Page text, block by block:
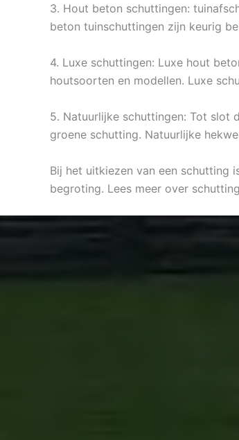
3. Hout beton schuttingen:
beton tuinschuttingen zijn keurig
4. Luxe schuttingen: Luxe hout
houtsoorten en modellen. Luxe
5. Natuurlijke schuttingen: Tot slot
groene schutting. Natuurlijke
Bij het uitkiezen van een schutting
begroting. Lees meer over